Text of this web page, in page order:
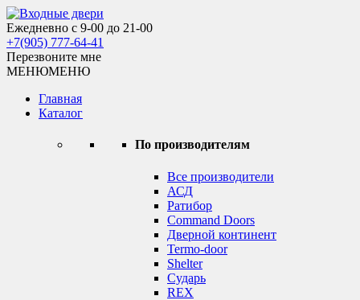
Skip
to
content
Входные двери
Ежедневно с 9-00 до 21-00
+7(905) 777-64-41
Перезвоните мне
МЕНЮМЕНЮ
Главная
Каталог
По производителям
Все производители
АСД
Ратибор
Command Doors
Дверной континент
Termo-door
Shelter
Сударь
REX